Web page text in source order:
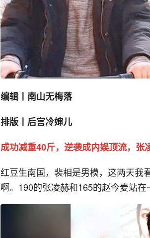
编辑丨南山无梅落
排版丨后宫冷婶儿
成功减重40斤，逆袭成内娱顶流，张
红豆生南国，裴相是男模，这两天我
啊。190的张凌赫和165的赵今麦站在